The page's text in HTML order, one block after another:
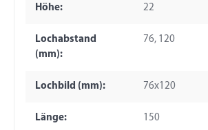
Höhe: 22
Lochabstand
(mm):
76, 120
Lochbild (mm): 76x120
Länge: 150